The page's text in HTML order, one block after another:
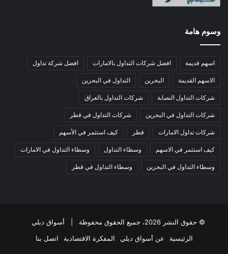
وسوم هامة
اسهم قديمة افضل شركات التداول بالامارات افضل شركة تداول
الاسهم القديمة البحرين التداول في البحرين
شركات التداول النصابة شركات التداول بالعراق
شركات التداول في البحرين شركات التداول في قطر
شركات تداول الامارات قطر كيف استثمر في الأسهم
كيف استثمر في الاسهم وسطاء التداول وسطاء التداول في الامارات
وسطاء التداول في البحرين وسطاء التداول في قطر
© حقوق النشر 2026، جميع الحقوق محفوظة |
أسواق ديلي
الرئيسية
عن أسواق ديلي المفكرة الاقتصادية اتصل بنا